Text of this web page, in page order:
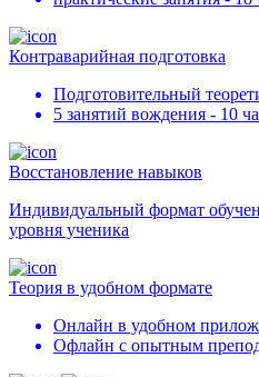
Контраварийная подготовка
Подготовительный
5 занятий вождения - 10
Восстановление навыков
Индивидуальный формат
уровня ученика
Теория в удобном формате
Онлайн в удобном
Офлайн с опытным